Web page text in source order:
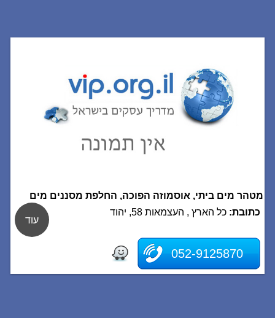
מטהר מים ביתי, אוסמוזה הפוכה, החלפת מסננים מים
כתובת: כל הארץ , העצמאות 58, יהוד
052-9125870
עוד